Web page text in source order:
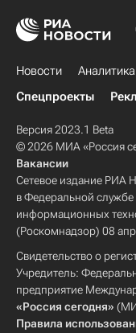
Новости Аналитика
Спецпроекты
Версия 2023.1 Beta
© 2026 МИА «Россия
Вакансии
Сетевое издание РИА
в Федеральной службе
информационных
(Роскомнадзор) 08
Свидетельство о
Учредитель:
предприятие
«Россия сегодня»
Правила